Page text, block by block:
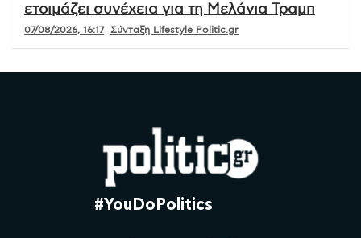
ετοιμάζει συνέχεια για τη Μελάνια Τραμπ
07/08/2026, 16:17 Σύνταξη Lifestyle Politic.gr
#YouDoPolitics